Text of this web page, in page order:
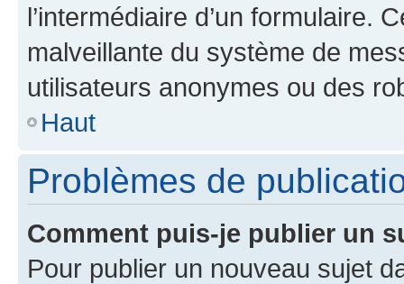
l’intermédiaire d’un formulaire.
malveillante du système de
utilisateurs anonymes ou des
Haut
Problèmes de
Comment puis-je publier un
Pour publier un nouveau sujet